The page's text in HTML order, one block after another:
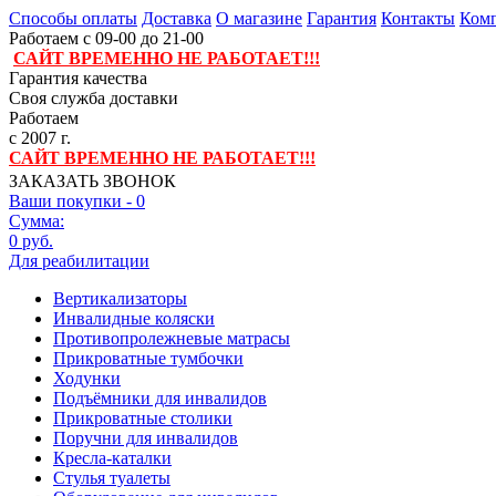
Способы оплаты Доставка О магазине Гарантия Контакты
Работаем с 09-00 до 21-00
САЙТ ВРЕМЕННО НЕ РАБОТАЕТ!!!
Гарантия качества
Своя служба доставки
Работаем
с 2007 г.
САЙТ ВРЕМЕННО НЕ РАБОТАЕТ!!!
ЗАКАЗАТЬ ЗВОНОК
Ваши покупки - 0
Сумма:
0 руб.
Для реабилитации
Вертикализаторы
Инвалидные коляски
Противопролежневые матрасы
Прикроватные тумбочки
Ходунки
Подъёмники для инвалидов
Прикроватные столики
Поручни для инвалидов
Кресла-каталки
Стулья туалеты